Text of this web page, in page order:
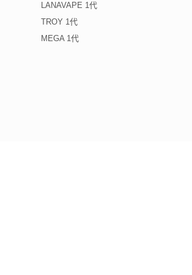
LANAVAPE 1代
TROY 1代
MEGA 1代